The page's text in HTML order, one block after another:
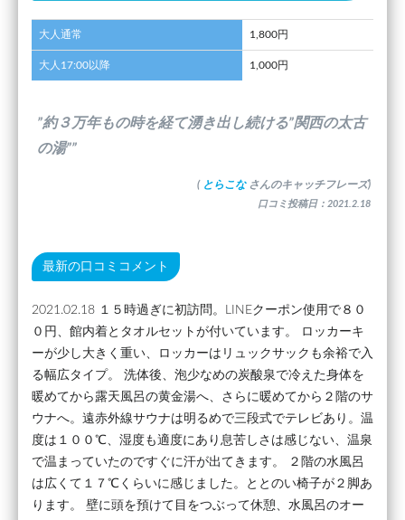
大人通常 1,800円
大人17:00以降 1,000円
”約３万年もの時を経て湧き出し続ける”関西の太古
の湯””
( とらこな さんのキャッチフレーズ)
口コミ投稿日：2021.2.18
最新の口コミコメント
2021.02.18 １５時過ぎに初訪問。LINEクーポン使用で８０
０円、館内着とタオルセットが付いています。 ロッカーキ
ーが少し大きく重い、ロッカーはリュックサックも余裕で入
る幅広タイプ。 洗体後、泡少なめの炭酸泉で冷えた身体を
暖めてから露天風呂の黄金湯へ、さらに暖めてから２階のサ
ウナへ。遠赤外線サウナは明るめで三段式でテレビあり。温
度は１００℃、湿度も適度にあり息苦しさは感じない、温泉
で温まっていたのですぐに汗が出てきます。 ２階の水風呂
は広くて１７℃くらいに感じました。ととのい椅子が２脚あ
ります。 壁に頭を預けて目をつぶって休憩、水風呂のオー